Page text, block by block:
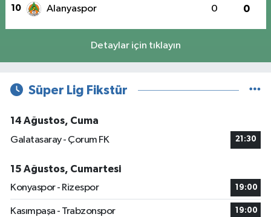
10 Alanyaspor 0 0
Detaylar için tıklayın
Süper Lig Fikstür
14 Ağustos, Cuma
Galatasaray - Çorum FK
21:30
15 Ağustos, Cumartesi
Konyaspor - Rizespor
19:00
Kasımpaşa - Trabzonspor 19:00